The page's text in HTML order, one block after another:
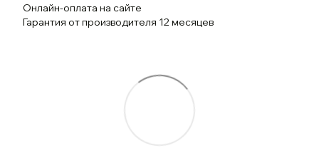
Онлайн-оплата на сайте
Гарантия от производителя 12 месяцев